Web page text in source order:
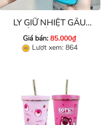
LY GIỮ NHIỆT GẤU
DÂU HÌNH TRỤ
600ML HỌA TIẾT
Giá bán: 85.000₫
Lượt xem: 864